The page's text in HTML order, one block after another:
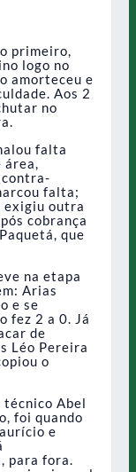
primeiro,
logo no
amorteceu e
Aos 2
no
falta
área,
contra-
falta;
exigiu outra
cobrança
que
na etapa
Arias
e se
fez 2 a 0. Já
de
Léo Pereira
o
Abel
foi quando
e
para fora.